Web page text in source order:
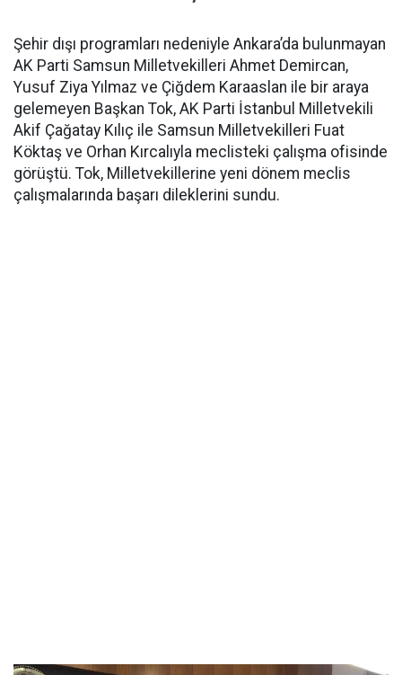
Şehir dışı programları nedeniyle Ankara’da bulunmayan
AK Parti Samsun Milletvekilleri Ahmet Demircan,
Yusuf Ziya Yılmaz ve Çiğdem Karaaslan ile bir araya
gelemeyen Başkan Tok, AK Parti İstanbul Milletvekili
Akif Çağatay Kılıç ile Samsun Milletvekilleri Fuat
Köktaş ve Orhan Kırcalıyla meclisteki çalışma ofisinde
görüştü. Tok, Milletvekillerine yeni dönem meclis
çalışmalarında başarı dileklerini sundu.